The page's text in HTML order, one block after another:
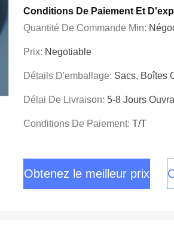
Conditions De Paiement Et
Quantité De Commande Min:
Prix: Negotiable
Détails D'emballage: Sacs, Boîtes
Délai De Livraison: 5-8 Jours
Conditions De Paiement: T/T
Obtenez le meilleur prix